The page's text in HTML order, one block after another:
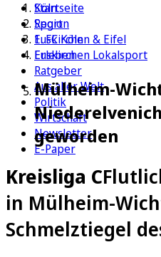
Köln
Sport
1. FC Köln
Erleben
Ratgeber
Aus aller Welt
Politik
Wirtschaft
Newsletter
E-Paper
Startseite
Region
Euskirchen & Eifel
Euskirchen Lokalsport
Mülheim-
geworden
Kreisliga C
in Mülheim-
Schmelztiegel